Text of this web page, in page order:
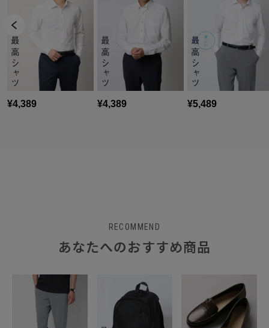
RECOMMEND
あなたへのおすすめ商品